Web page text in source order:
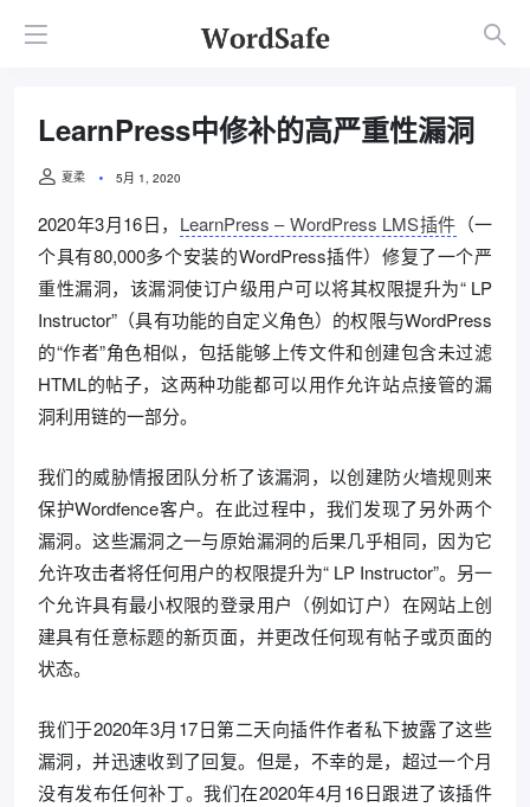
LearnPress中修补的高严重性漏洞
夏柔 5月 1, 2020
2020年3月16日， LearnPress – WordPress LMS插件 （一
个具有80,000多个安装的WordPress插件）修复了一个严
重性漏洞，该漏洞使订户级用户可以将其权限提升为“ LP
Instructor”（具有功能的自定义角色）的权限与WordPress
的“作者”角色相似，包括能够上传文件和创建包含未过滤
HTML的帖子，这两种功能都可以用作允许站点接管的漏
洞利用链的一部分。
我们的威胁情报团队分析了该漏洞，以创建防火墙规则来
保护Wordfence客户。在此过程中，我们发现了另外两个
漏洞。这些漏洞之一与原始漏洞的后果几乎相同，因为它
允许攻击者将任何用户的权限提升为“ LP Instructor”。另一
个允许具有最小权限的登录用户（例如订户）在网站上创
建具有任意标题的新页面，并更改任何现有帖子或页面的
状态。
我们于2020年3月17日第二天向插件作者私下披露了这些
漏洞，并迅速收到了回复。但是，不幸的是，超过一个月
没有发布任何补丁。我们在2020年4月16日跟进了该插件